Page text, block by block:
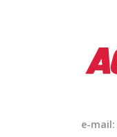
e-mail: